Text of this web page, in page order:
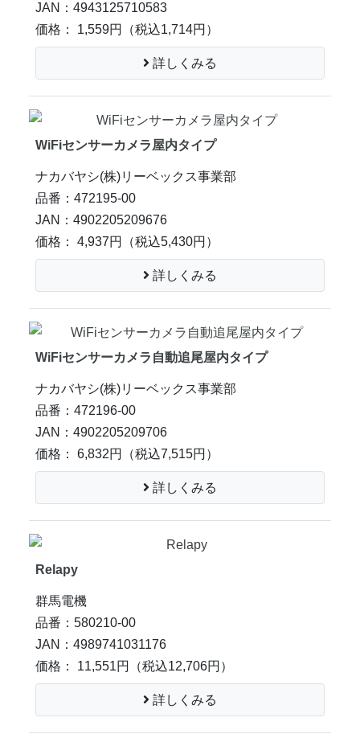
JAN：4943125710583
価格： 1,559円
（税込1,714円）
詳しくみる
WiFiセンサーカメラ屋内タイプ
ナカバヤシ(株)リーベックス事業部
品番：472195-00
JAN：4902205209676
価格： 4,937円
（税込5,430円）
詳しくみる
WiFiセンサーカメラ自動追尾屋内タイプ
ナカバヤシ(株)リーベックス事業部
品番：472196-00
JAN：4902205209706
価格： 6,832円
（税込7,515円）
詳しくみる
Relapy
群馬電機
品番：580210-00
JAN：4989741031176
価格： 11,551円
（税込12,706円）
詳しくみる